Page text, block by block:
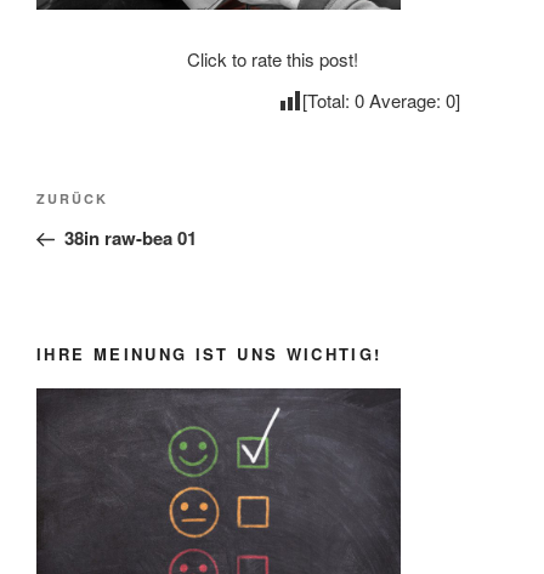
Click to rate this post!
[Total: 0Average: 0]
Beitragsnavigation
Vorheriger
Beitrag
ZURÜCK
38in raw-bea 01
IHRE MEINUNG IST UNS WICHTIG!